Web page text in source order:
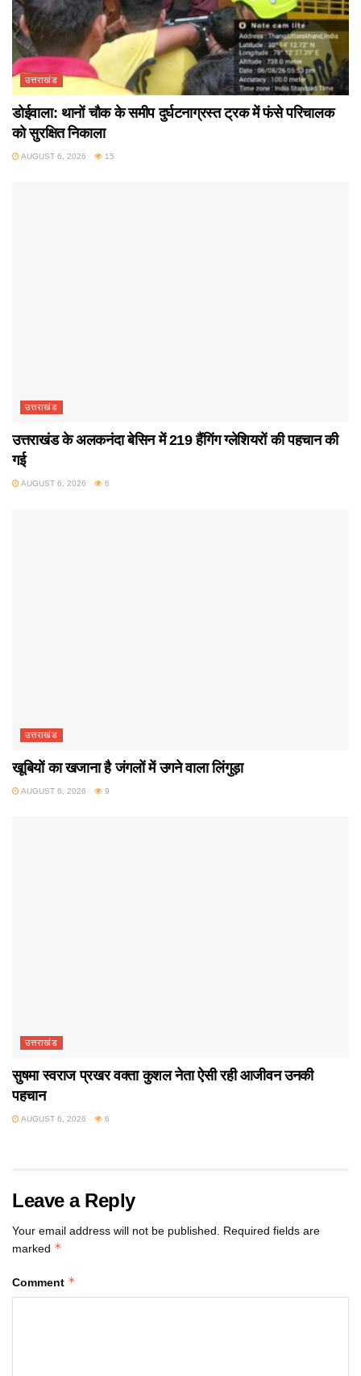
उत्तराखंड
डोईवाला: थानों चौक के समीप दुर्घटनाग्रस्त ट्रक में फंसे परिचालक
को सुरक्षित निकाला
AUGUST 6, 2026 15
उत्तराखंड
उत्तराखंड के अलकनंदा बेसिन में 219 हैंगिंग ग्लेशियरों की पहचान की
गई
AUGUST 6, 2026 6
उत्तराखंड
खूबियों का खजाना है जंगलों में उगने वाला लिंगुड़ा
AUGUST 6, 2026 9
उत्तराखंड
सुषमा स्वराज प्रखर वक्ता कुशल नेता ऐसी रही आजीवन उनकी
पहचान
AUGUST 6, 2026 6
Leave a Reply
Your email address will not be published.
Required fields are
marked *
Comment *